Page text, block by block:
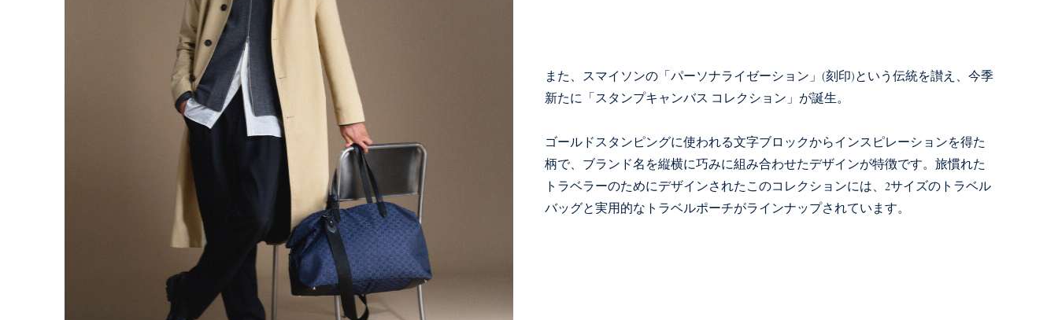
また、スマイソンの「パーソナライゼーション」(刻印)という伝統を讃え、今季
新たに「スタンプキャンバス コレクション」が誕生。
ゴールドスタンピングに使われる文字ブロックからインスピレーションを得た
柄で、ブランド名を縦横に巧みに組み合わせたデザインが特徴です。旅慣れた
トラベラーのためにデザインされたこのコレクションには、2サイズのトラベル
バッグと実用的なトラベルポーチがラインナップされています。